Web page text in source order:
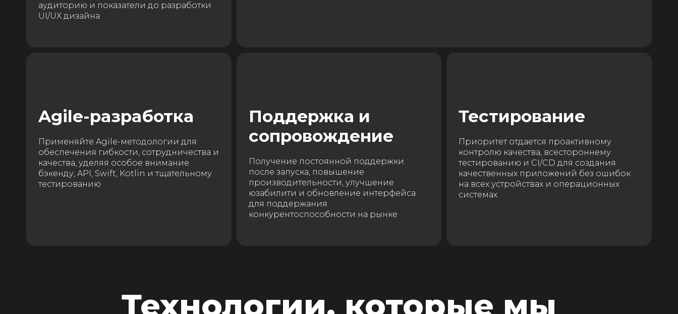
аудиторию и показатели до разработки
UI/UX дизайна
Agile-разработка
Применяйте Agile-методологии для
обеспечения гибкости, сотрудничества и
качества, уделяя особое внимание
бэкенду, API, Swift, Kotlin и тщательному
тестированию
Поддержка и
сопровождение
Получение постоянной поддержки
после запуска, повышение
производительности, улучшение
юзабилити и обновление интерфейса
для поддержания
конкурентоспособности на рынке
Тестирование
Приоритет отдается проактивному
контролю качества, всестороннему
тестированию и CI/CD для создания
качественных приложений без ошибок
на всех устройствах и операционных
системах
Технологии, которые мы